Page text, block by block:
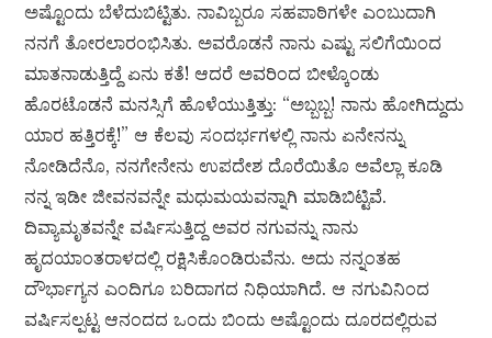
ಅಷ್ಟೊಂದು ಬೆಳೆದುಬಿಟ್ಟಿತು. ನಾವಿಬ್ಬರೂ ಸಹಪಾಠಿಗಳೇ ಎಂಬುದಾಗಿ
ನನಗೆ ತೋರಲಾರಂಭಿಸಿತು. ಅವರೊಡನೆ ನಾನು ಎಷ್ಟು ಸಲಿಗೆಯಿಂದ
ಮಾತನಾಡುತ್ತಿದ್ದೆ ಏನು ಕತೆ! ಆದರೆ ಅವರಿಂದ ಬೀಳ್ಕೊಂಡು
ಹೊರಟೊಡನೆ ಮನಸ್ಸಿಗೆ ಹೊಳೆಯುತ್ತಿತ್ತು: “ಅಬ್ಬಬ್ಬ! ನಾನು ಹೋಗಿದ್ದುದು
ಯಾರ ಹತ್ತಿರಕ್ಕೆ!” ಆ ಕೆಲವು ಸಂದರ್ಭಗಳಲ್ಲಿ ನಾನು ಏನೇನನ್ನು
ನೋಡಿದೆನೊ, ನನಗೇನೇನು ಉಪದೇಶ ದೊರೆಯಿತೊ ಅವೆಲ್ಲಾ ಕೂಡಿ
ನನ್ನ ಇಡೀ ಜೀವನವನ್ನೇ ಮಧುಮಯವನ್ನಾಗಿ ಮಾಡಿಬಿಟ್ಟಿವೆ.
ದಿವ್ಯಾಮೃತವನ್ನೇ ವರ್ಷಿಸುತ್ತಿದ್ದ ಅವರ ನಗುವನ್ನು ನಾನು
ಹೃದಯಾಂತರಾಳದಲ್ಲಿ ರಕ್ಷಿಸಿಕೊಂಡಿರುವೆನು. ಅದು ನನ್ನಂತಹ
ದೌರ್ಭಾಗ್ಯನ ಎಂದಿಗೂ ಬರಿದಾಗದ ನಿಧಿಯಾಗಿದೆ. ಆ ನಗುವಿನಿಂದ
ವರ್ಷಿಸಲ್ಪಟ್ಟ ಆನಂದದ ಒಂದು ಬಿಂದು ಅಷ್ಟೊಂದು ದೂರದಲ್ಲಿರುವ